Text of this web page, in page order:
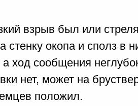
взрыв был или
стенку окопа и сполз в
ход сообщения
нет, может на
положил.